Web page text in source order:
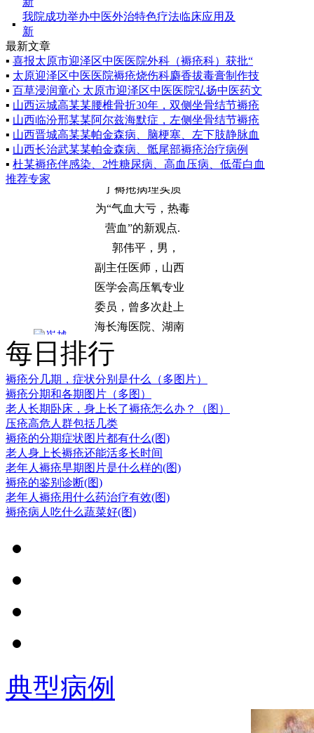
▪
我院成功举办中医外治特色疗法临床应用及
新
最新文章
▪ 喜报太原市迎泽区中医医院外科（褥疮科）获批“
▪ 太原迎泽区中医医院褥疮烧伤科麝香拔毒膏制作技
▪ 百草浸润童心 太原市迎泽区中医医院弘扬中医药文
▪ 山西运城高某某腰椎骨折30年，双侧坐骨结节褥疮
▪ 山西临汾邢某某阿尔兹海默症，左侧坐骨结节褥疮
▪ 山西晋城高某某帕金森病、脑梗塞、左下肢静脉血
▪ 山西长治武某某帕金森病、骶尾部褥疮治疗病例
▪ 杜某褥疮伴感染、2性糖尿病、高血压病、低蛋白血
推荐专家
赵建林，毕业于山
西中医学院，专业
从事中医外科临床
研究与治疗近二十
年，在理论上提出
了褥疮病理实质
为“气血大亏，热毒
营血”的新观点.
郭伟平，男，
副主任医师，山西
医学会高压氧专业
委员，曾多次赴上
海长海医院、湖南
湘雅医院进修学
习。从事外科工作
多年，对褥疮清创
及窦道清除临床经
验丰富。.
学科带头人：
赵建林，毕业于山
西中医学院，专业
从事中医外科临床
研究与治疗近二十
年，在理论上提出
海长海医院、湖南
湘雅医院进修学
每日排行
褥疮分几期，症状分别是什么（多图片）
褥疮分期和各期图片（多图）
老人长期卧床，身上长了褥疮怎么办？（图）
压疮高危人群包括几类
褥疮的分期症状图片都有什么(图)
老人身上长褥疮还能活多长时间
老年人褥疮早期图片是什么样的(图)
褥疮的鉴别诊断(图)
老年人褥疮用什么药治疗有效(图)
褥疮病人吃什么蔬菜好(图)
典型病例